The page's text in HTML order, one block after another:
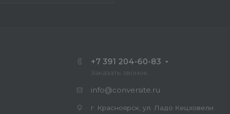
+7 391 204-60-83
Заказать звонок
info@conversite.ru
г. Красноярск, ул. Ладо Кецховели